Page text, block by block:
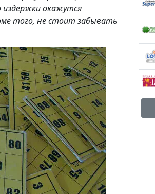
издержки окажутся
того, не стоит забывать